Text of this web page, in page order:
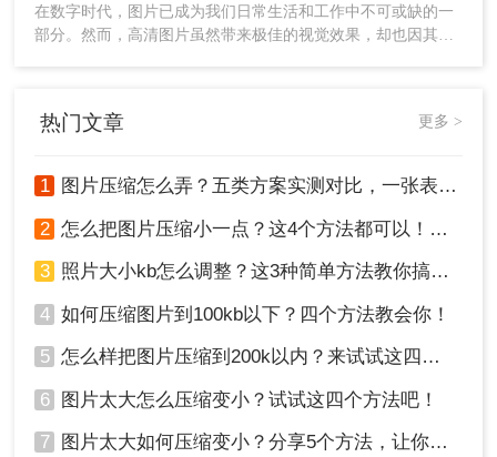
在数字时代，图片已成为我们日常生活和工作中不可或缺的一
部分。然而，高清图片虽然带来极佳的视觉效果，却也因其庞
热门文章 更多 >
1 图片压缩怎么弄？五类方案实测对比，一张表看懂怎么选！
2 怎么把图片压缩小一点？这4个方法都可以！赶紧试试！
3 照片大小kb怎么调整？这3种简单方法教你搞定！
4 如何压缩图片到100kb以下？四个方法教会你！
5 怎么样把图片压缩到200k以内？来试试这四种压缩方法！
6 图片太大怎么压缩变小？试试这四个方法吧！
7 图片太大如何压缩变小？分享5个方法，让你轻松调整图片大小